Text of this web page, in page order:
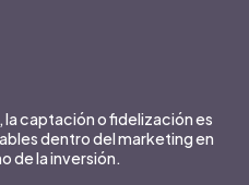
captación o fidelización es
dentro del marketing en
de la inversión.